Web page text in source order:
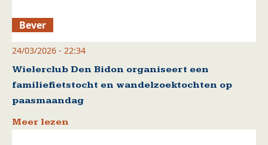
Bever
24/03/2026 - 22:34
Wielerclub Den Bidon organiseert een
familiefietstocht en wandelzoektochten op
paasmaandag
Meer lezen